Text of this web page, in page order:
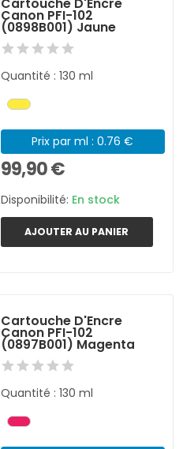
Canon PFI-102
(0898B001) Jaune
Quantité : 130 ml
Prix par ml : 0.76 €
99,90 €
Disponibilité: En stock
AJOUTER AU PANIER
Cartouche D'Encre
Canon PFI-102
(0897B001) Magenta
Quantité : 130 ml